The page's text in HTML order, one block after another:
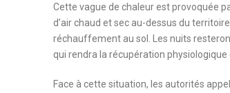
Cette vague de chaleur est provoquée
d’air chaud et sec au-dessus du
réchauffement au sol. Les nuits
qui rendra la récupération
Face à cette situation, les autorités